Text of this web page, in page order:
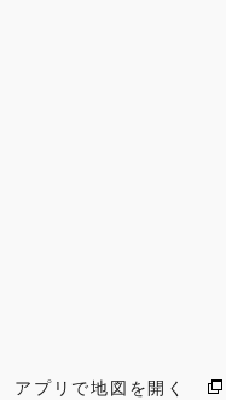
アプリで地図を開く